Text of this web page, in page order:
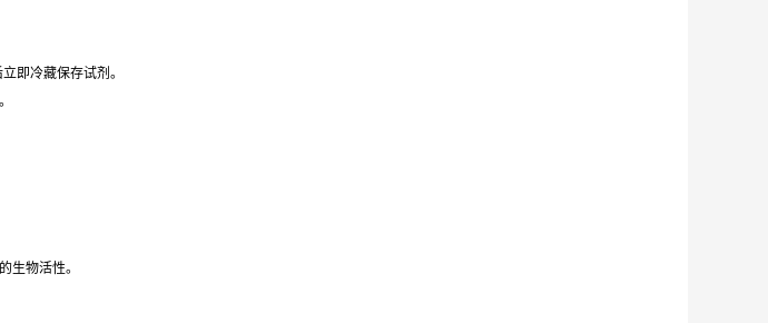
即冷藏保存试剂。
生物活性。